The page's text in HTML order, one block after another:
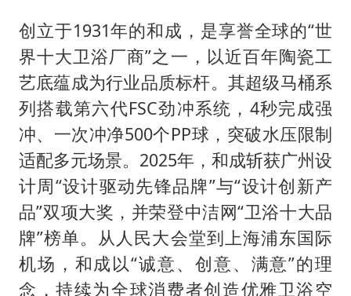
创立于1931年的和成，是享誉全球的“世
界十大卫浴厂商”之一，以近百年陶瓷工
艺底蕴成为行业品质标杆。其超级马桶系
列搭载第六代FSC劲冲系统，4秒完成强
冲、一次冲净500个PP球，突破水压限制
适配多元场景。2025年，和成斩获广州设
计周“设计驱动先锋品牌”与“设计创新产
品”双项大奖，并荣登中洁网“卫浴十大品
牌”榜单。从人民大会堂到上海浦东国际
机场，和成以“诚意、创意、满意”的理
念，持续为全球消费者创造优雅卫浴空